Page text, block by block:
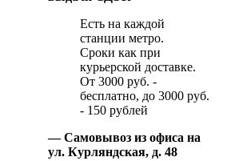
Есть на каждой
станции метро.
Сроки как при
курьерской доставке.
От 3000 руб. -
бесплатно, до 3000 руб.
- 150 рублей
— Самовывоз из офиса на
ул. Курляндская, д. 48